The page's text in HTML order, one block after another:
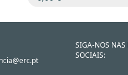
SIGA-NOS NAS
SOCIAIS: